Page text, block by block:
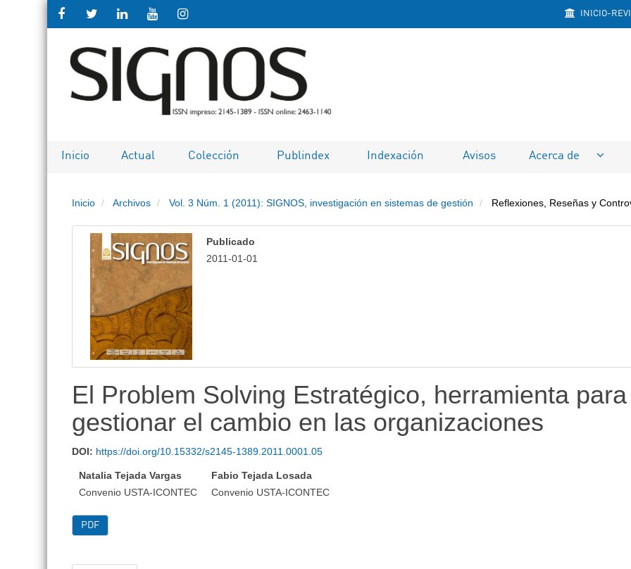
Salto
rápido
de
página
Navegación
principal
Contenido
principal
lateral
INICIO-
Inicio Actual Colección Publindex Indexación Avisos Acerca de
Inicio Archivos Vol. 3 Núm. 1 (2011): SIGNOS, investigación en sistemas de gestión Reflexiones, Reseñas y
Publicado
2011-01-01
El Problem Solving Estratégico, herramienta para
gestionar el cambio en las organizaciones
DOI: https://doi.org/10.15332/s2145-1389.2011.0001.05
Natalia Tejada Vargas
Convenio USTA-ICONTEC
Fabio Tejada Losada
Convenio USTA-ICONTEC
PDF